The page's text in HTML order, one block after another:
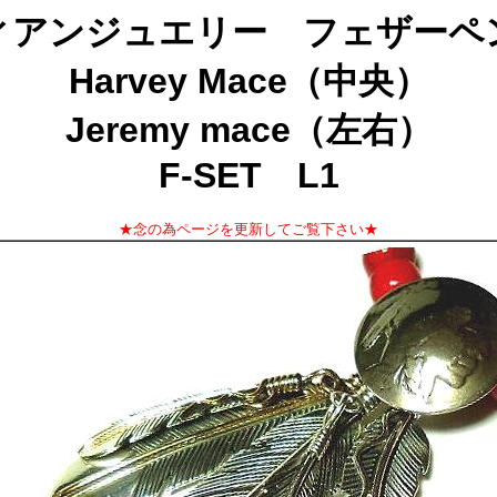
アンジュエリー フェザーペ
Harvey Mace（中央）
Jeremy mace（左右）
F-SET L1
★念の為ページを更新してご覧下さい★